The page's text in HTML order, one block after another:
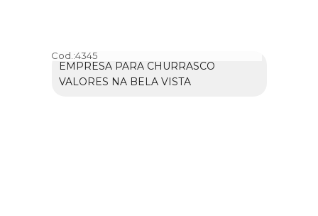
Cod.:4345
EMPRESA PARA CHURRASCO
VALORES NA BELA VISTA